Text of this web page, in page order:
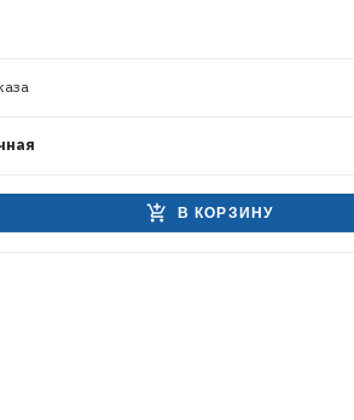
add_shopping_cart В КОРЗИНУ